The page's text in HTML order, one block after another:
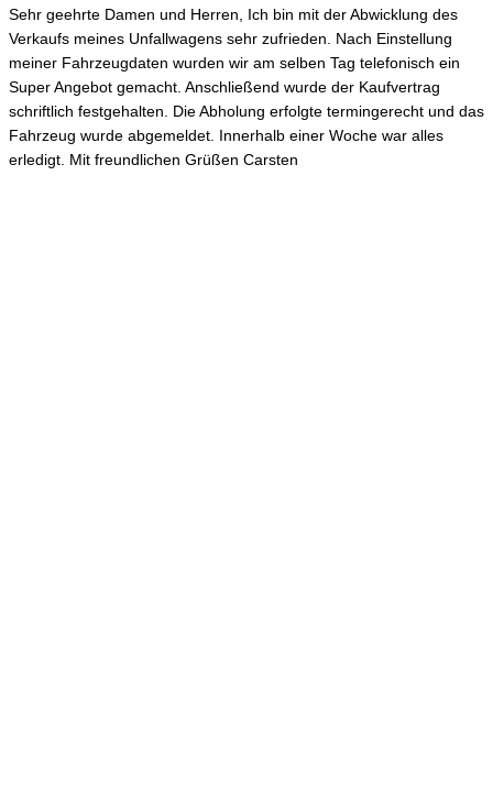
Sehr geehrte Damen und Herren, Ich bin mit der Abwicklung des
Verkaufs meines Unfallwagens sehr zufrieden. Nach Einstellung
meiner Fahrzeugdaten wurden wir am selben Tag telefonisch ein
Super Angebot gemacht. Anschließend wurde der Kaufvertrag
schriftlich festgehalten. Die Abholung erfolgte termingerecht und das
Fahrzeug wurde abgemeldet. Innerhalb einer Woche war alles
erledigt. Mit freundlichen Grüßen Carsten